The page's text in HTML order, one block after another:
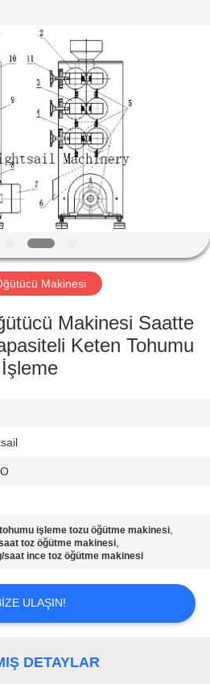
Makinesi
Makinesi Saatte
Keten Tohumu
İşleme
işleme tozu öğütme makinesi,
toz öğütme makinesi,
saat ince toz öğütme makinesi
ULAŞIN!
DETAYLAR